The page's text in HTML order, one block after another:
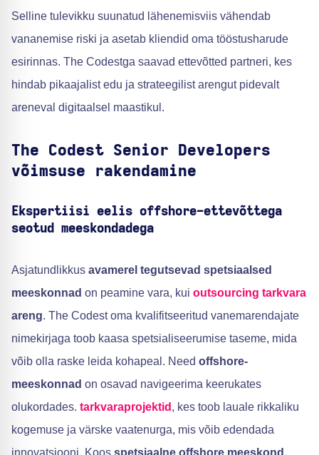
Selline tulevikku suunatud lähenemisviis vähendab
vananemise riski ja asetab kliendid oma tööstusharude
esirinnas. The Codestga saavad ettevõtted partneri, kes
hindab pikaajalist edu ja strateegilist arengut pidevalt
areneval digitaalsel maastikul.
The Codest Senior Developers
võimsuse rakendamine
Ekspertiisi eelis offshore-ettevõttega
seotud meeskondadega
Asjatundlikkus avamerel tegutsevad spetsiaalsed
meeskonnad on peamine vara, kui outsourcing tarkvara
areng. The Codest oma kvalifitseeritud vanemarendajate
nimekirjaga toob kaasa spetsialiseerumise taseme, mida
võib olla raske leida kohapeal. Need offshore-
meeskonnad on osavad navigeerima keerukates
olukordades. tarkvaraprojektid , kes toob lauale rikkaliku
kogemuse ja värske vaatenurga, mis võib edendada
innovatsiooni. Koos spetsiaalne offshore meeskond ,